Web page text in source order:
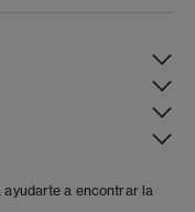
ayudarte a encontrar la